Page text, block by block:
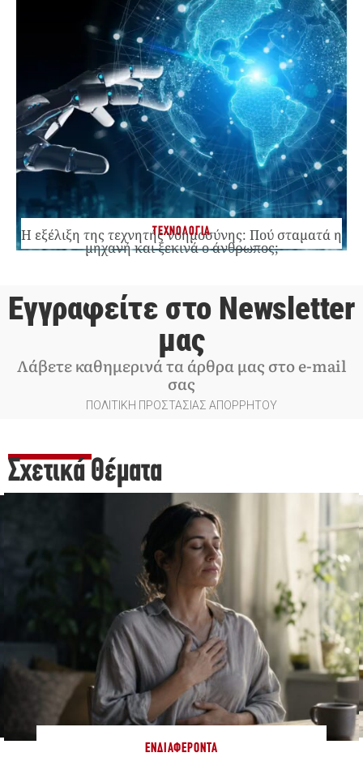
ΤΕΧΝΟΛΟΓΙΑ
Η εξέλιξη της τεχνητής νοημοσύνης: Πού σταματά η
μηχανή και ξεκινά ο άνθρωπος;
Εγγραφείτε στο Newsletter
μας
Λάβετε καθημερινά τα άρθρα μας στο e-mail
σας
ΠΟΛΙΤΙΚΗ ΠΡΟΣΤΑΣΙΑΣ ΑΠΟΡΡΗΤΟΥ
Σχετικά Θέματα
ΕΝΔΙΑΦΈΡΟΝΤΑ